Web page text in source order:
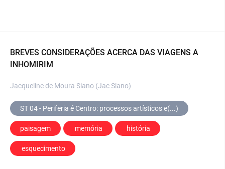
BREVES CONSIDERAÇÕES ACERCA DAS VIAGENS A
INHOMIRIM
Jacqueline de Moura Siano (Jac Siano)
ST 04 - Periferia é Centro: processos artísticos e(...)
paisagem memória história
esquecimento